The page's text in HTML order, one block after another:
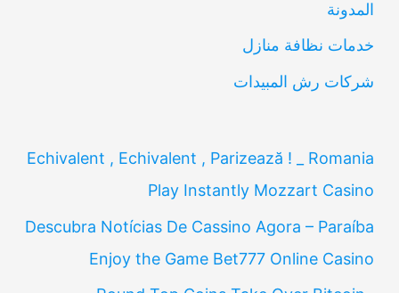
المدونة
خدمات نظافة منازل
شركات رش المبيدات
Echivalent , Echivalent , Parizează ! _ Romania
Play Instantly Mozzart Casino
Descubra Notícias De Cassino Agora – Paraíba
Enjoy the Game Bet777 Online Casino